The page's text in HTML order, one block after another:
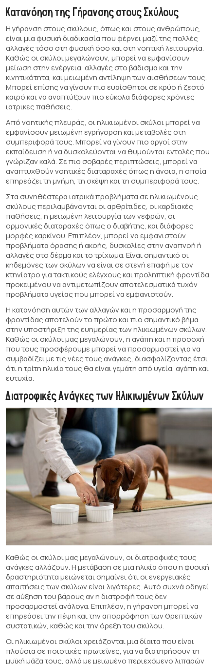
Κατανόηση της Γήρανσης στους Σκύλους
Η γήρανση στους σκύλους, όπως και στους ανθρώπους,
είναι μια φυσική διαδικασία που φέρνει μαζί της πολλές
αλλαγές τόσο στη φυσική όσο και στη νοητική λειτουργία.
Καθώς οι σκύλοι μεγαλώνουν, μπορεί να εμφανίσουν
μείωση στην ενέργεια, αλλαγές στο βάδισμα και την
κινητικότητα, και μειωμένη αντίληψη των αισθήσεων τους.
Μπορεί επίσης να γίνουν πιο ευαίσθητοι σε κρύο ή ζεστό
καιρό και να αναπτύξουν πιο εύκολα διάφορες χρόνιες
ιατρικες παθήσεις.
Από νοητικής πλευράς, οι ηλικιωμένοι σκύλοι μπορεί να
εμφανίσουν μειωμένη εγρήγορση και μεταβολές στη
συμπεριφορά τους. Μπορεί να γίνουν πιο αργοί στην
εκπαίδευση ή να δυσκολεύονται να θυμούνται εντολές που
γνώριζαν καλά. Σε πιο σοβαρές περιπτώσεις, μπορεί να
αναπτυχθούν νοητικές διαταραχές όπως η άνοια, η οποία
επηρεάζει τη μνήμη, τη σκέψη και τη συμπεριφορά τους.
Στα συνηθέστερα ιατρικά προβλήματα σε ηλικιωμένους
σκύλους περιλαμβάνονται οι αρθρίτιδες, οι καρδιακές
παθήσεις, η μειωμένη λειτουργία των νεφρών, οι
ορμονικές διαταραχές όπως ο διαβήτης, και διάφορες
μορφές καρκίνου. Επιπλέον, μπορεί να εμφανιστούν
προβλήματα όρασης ή ακοής, δυσκολίες στην αναπνοή ή
αλλαγές στο δέρμα και το τρίχωμα. Είναι σημαντικό οι
κηδεμόνες των σκύλων να είναι σε στενή επαφή με τον
κτηνίατρο για τακτικούς ελέγχους και προληπτική φροντίδα,
προκειμένου να αντιμετωπίζουν αποτελεσματικά τυχόν
προβλήματα υγείας που μπορεί να εμφανιστούν.
Η κατανόηση αυτών των αλλαγών και η προσαρμογή της
φροντίδας αποτελούν το πρώτο και πιο σημαντικό βήμα
στην υποστήριξη της ευημερίας των ηλικιωμένων σκύλων.
Καθώς οι σκύλοι μας μεγαλώνουν, η αγάπη και η προσοχή
που τους προσφέρουμε μπορεί να προσαρμοστεί για να
συμβαδίζει με τις νέες τους ανάγκες, διασφαλίζοντας έτσι
ότι η τρίτη ηλικία τους θα είναι γεμάτη από υγεία, αγάπη και
ευτυχία.
Διατροφικές Ανάγκες των Ηλικιωμένων Σκύλων
Καθώς οι σκύλοι μας μεγαλώνουν, οι διατροφικές τους
ανάγκες αλλάζουν. Η μετάβαση σε μια ηλικία όπου η φυσική
δραστηριότητα μειώνεται σημαίνει ότι οι ενεργειακές
απαιτήσεις των σκύλων είναι λιγότερες. Αυτό συχνά οδηγεί
σε αύξηση του βάρους αν η διατροφή τους δεν
προσαρμοστεί ανάλογα. Επιπλέον, η γήρανση μπορεί να
επηρεάσει την πέψη και την απορρόφηση των θρεπτικών
συστατικών, καθώς και την όρεξη του σκύλου.
Οι ηλικιωμένοι σκύλοι χρειάζονται μια δίαιτα που είναι
πλούσια σε ποιοτικές πρωτεΐνες, για να διατηρήσουν τη
μυϊκή μάζα τους, αλλά με μειωμένο περιεχόμενο λιπαρών